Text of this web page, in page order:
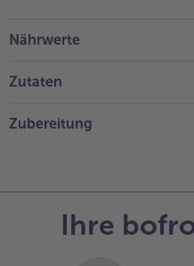
Nährwerte
Zutaten
Zubereitung
Ihre